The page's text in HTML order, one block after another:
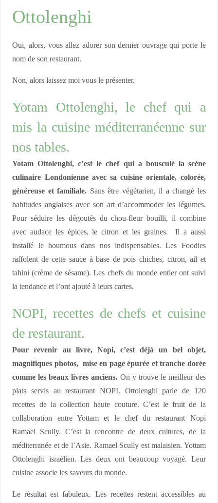
Ottolenghi
Oui, alors, vous allez adorer son dernier ouvrage qui porte le
nom de son restaurant.
Non, alors laissez moi vous le présenter.
Yotam Ottolenghi, le chef qui a
mis la cuisine méditerranéenne sur
nos tables.
Yotam Ottolenghi, c’est le chef qui a bousculé la scène
culinaire Londonienne avec sa cuisine orientale, colorée,
généreuse et familiale. Sans être végétarien, il a changé les
habitudes anglaises avec son art d’accommoder les légumes.
Pour séduire les dégoutés du chou-fleur bouilli, il combine
avec audace les épices, le citron et les graines. Il a aussi
installé le houmous dans nos indispensables. Les Foodies
raffolent de cette sauce à base de pois chiches, citron, ail et
tahini (crème de sésame). Les chefs du monde entier ont suivi
la tendance et l’ont ajouté à leurs cartes.
NOPI, recettes de chefs et cuisine
de restaurant.
Pour revenir au livre, Nopi, c’est déjà un bel objet,
magnifiques photos, mise en page épurée et tranche dorée
comme les beaux livres anciens. On y trouve le meilleur des
plats servis au restaurant NOPI. Ottolenghi parle de 120
recettes de la collection haute couture. C’est le fruit de la
collaboration entre Yottam et le chef du restaurant Nopi
Ramael Scully. C’est la rencontre de deux cultures, de la
méditerranée et de l’Asie. Ramael Scully est malaisien. Yottam
Ottolenghi israélien. Les deux ont beaucoup voyagé. Leur
cuisine associe les saveurs du monde.
Le résultat est fabuleux. Les recettes restent accessibles au